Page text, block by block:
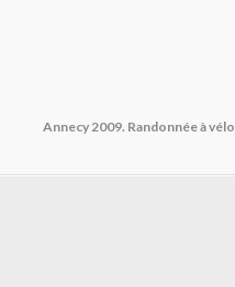
Annecy 2009. Randonnée à